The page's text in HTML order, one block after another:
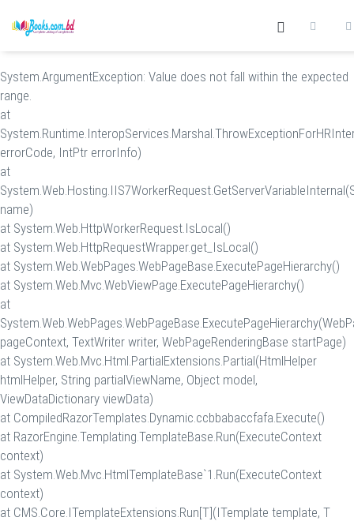
System.ArgumentException: Value does not fall within the expected
range.
at
errorCode, IntPtr errorInfo)
at
name)
at System.Web.HttpWorkerRequest.IsLocal()
at System.Web.HttpRequestWrapper.get_IsLocal()
at System.Web.WebPages.WebPageBase.ExecutePageHierarchy()
at System.Web.Mvc.WebViewPage.ExecutePageHierarchy()
at
pageContext, TextWriter writer, WebPageRenderingBase startPage)
at System.Web.Mvc.Html.PartialExtensions.Partial(HtmlHelper
htmlHelper, String partialViewName, Object model,
ViewDataDictionary viewData)
at CompiledRazorTemplates.Dynamic.ccbbabaccfafa.Execute()
at RazorEngine.Templating.TemplateBase.Run(ExecuteContext
context)
at System.Web.Mvc.HtmlTemplateBase`1.Run(ExecuteContext
context)
at CMS.Core.ITemplateExtensions.Run[T](ITemplate template, T